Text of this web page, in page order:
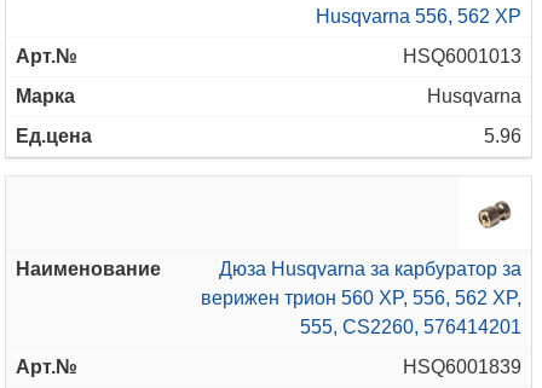
Husqvarna 556, 562 XP
HSQ6001013
Husqvarna
5.96
Дюза Husqvarna за карбуратор за
верижен трион 560 XP, 556, 562 XP,
555, CS2260, 576414201
HSQ6001839